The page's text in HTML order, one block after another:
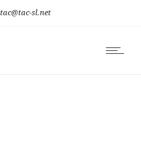
tac@tac-sl.net